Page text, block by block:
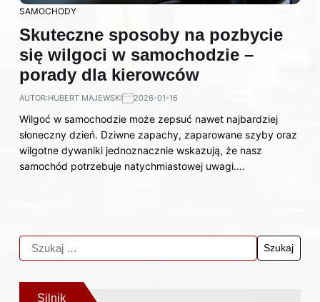
SAMOCHODY
Skuteczne sposoby na pozbycie
się wilgoci w samochodzie –
porady dla kierowców
AUTOR:HUBERT MAJEWSKI 2026-01-16
Wilgoć w samochodzie może zepsuć nawet najbardziej
słoneczny dzień. Dziwne zapachy, zaparowane szyby oraz
wilgotne dywaniki jednoznacznie wskazują, że nasz
samochód potrzebuje natychmiastowej uwagi.…
Silnik